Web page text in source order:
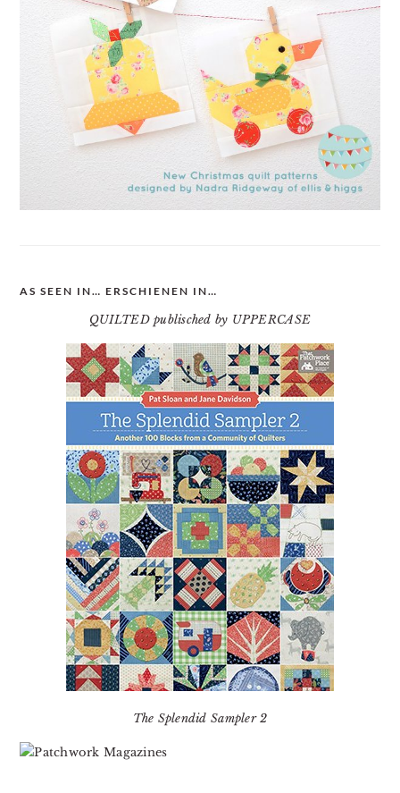
AS SEEN IN… ERSCHIENEN IN…
QUILTED publisched by UPPERCASE
The Splendid Sampler 2